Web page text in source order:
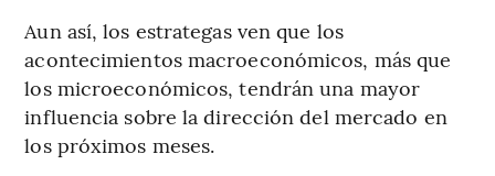
Aun así, los estrategas ven que los
acontecimientos macroeconómicos, más que
los microeconómicos, tendrán una mayor
influencia sobre la dirección del mercado en
los próximos meses.